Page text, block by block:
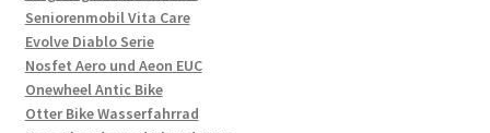
Seniorenmobil Vita Care
Evolve Diablo Serie
Nosfet Aero und Aeon EUC
Onewheel Antic Bike
Otter Bike Wasserfahrrad